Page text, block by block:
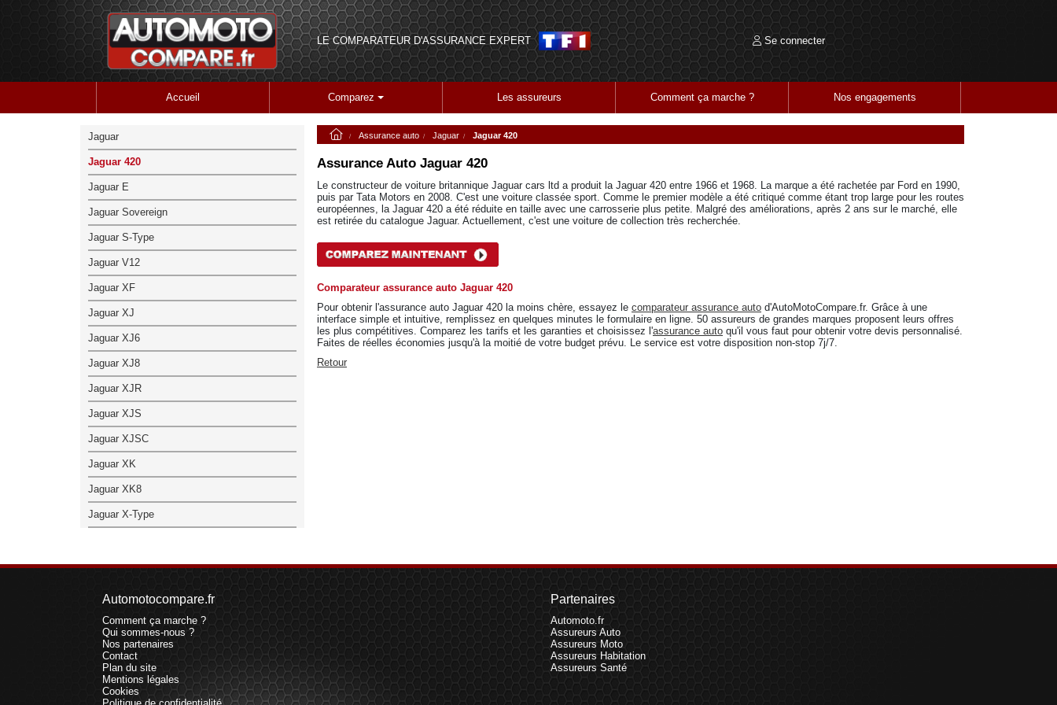
LE COMPARATEUR D'ASSURANCE EXPERT Se connecter
Accueil Comparez Les assureurs Comment ça marche ? Nos engagements
Assurance auto Jaguar Jaguar 420
Assurance Auto Jaguar 420
Le constructeur de voiture britannique Jaguar cars ltd a produit la Jaguar 420 entre 1966 et 1968. La marque a été rachetée par Ford en 1990,
puis par Tata Motors en 2008. C'est une voiture classée sport. Comme le premier modèle a été critiqué comme étant trop large pour les routes
européennes, la Jaguar 420 a été réduite en taille avec une carrosserie plus petite. Malgré des améliorations, après 2 ans sur le marché, elle
est retirée du catalogue Jaguar. Actuellement, c'est une voiture de collection très recherchée.
Comparateur assurance auto Jaguar 420
Pour obtenir l'assurance auto Jaguar 420 la moins chère, essayez le comparateur assurance auto d'AutoMotoCompare.fr. Grâce à une
interface simple et intuitive, remplissez en quelques minutes le formulaire en ligne. 50 assureurs de grandes marques proposent leurs offres
les plus compétitives. Comparez les tarifs et les garanties et choisissez l'assurance auto qu'il vous faut pour obtenir votre devis personnalisé.
Faites de réelles économies jusqu'à la moitié de votre budget prévu. Le service est votre disposition non-stop 7j/7.
Retour
Jaguar
Jaguar 420
Jaguar E
Jaguar Sovereign
Jaguar S-Type
Jaguar V12
Jaguar XF
Jaguar XJ
Jaguar XJ6
Jaguar XJ8
Jaguar XJR
Jaguar XJS
Jaguar XJSC
Jaguar XK
Jaguar XK8
Jaguar X-Type
Automotocompare.fr
Comment ça marche ?
Qui sommes-nous ?
Nos partenaires
Contact
Plan du site
Mentions légales
Cookies
Partenaires
Automoto.fr
Assureurs Auto
Assureurs Moto
Assureurs Habitation
Assureurs Santé